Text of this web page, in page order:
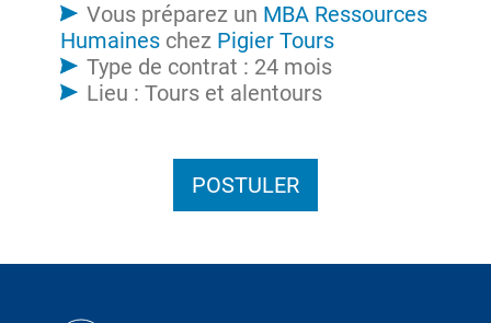
Vous préparez un MBA Ressources
Humaines chez Pigier Tours
Type de contrat : 24 mois
Lieu : Tours et alentours
POSTULER